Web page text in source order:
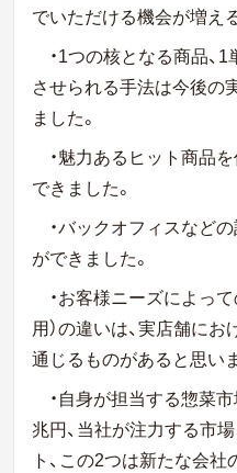
でいただける機会が増え
・1つの核となる商品、
させられる手法は今後の
ました。
・魅力あるヒット商品
できました。
・バックオフィスなど
ができました。
・お客様ニーズによっ
用）の違いは、実店舗に
通じるものがあると思い
・自身が担当する惣菜
兆円、当社が注力する市
ト、この2つは新たな会